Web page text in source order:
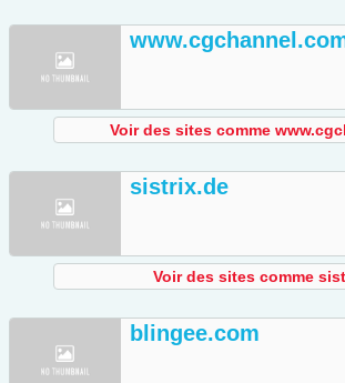
Voir des sites comme
sistrix.de
Voir des sites comme
blingee.com